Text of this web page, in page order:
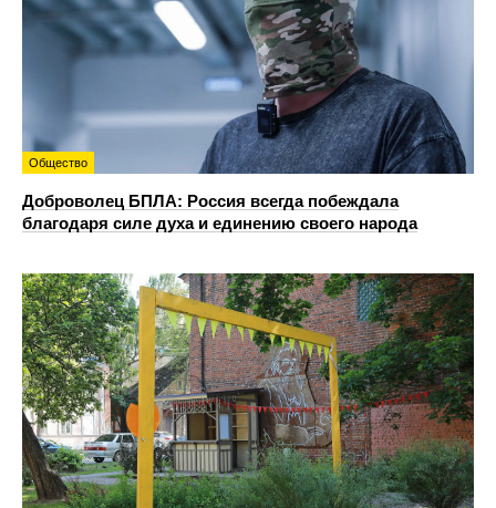
Общество
Доброволец БПЛА: Россия всегда побеждала
благодаря силе духа и единению своего народа